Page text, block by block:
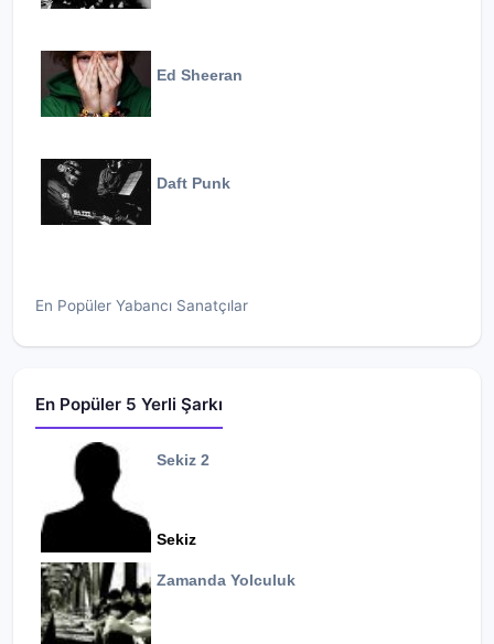
Ed Sheeran
Daft Punk
En Popüler Yabancı Sanatçılar
En Popüler 5 Yerli Şarkı
Sekiz 2
Sekiz
Zamanda Yolculuk